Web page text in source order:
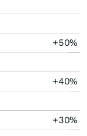
+50%
+40%
+30%